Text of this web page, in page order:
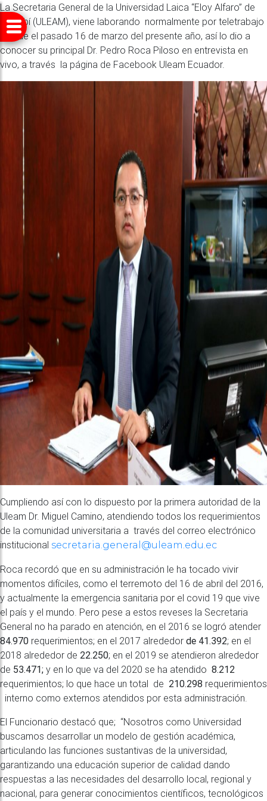
La Secretaria General de la Universidad Laica “Eloy Alfaro” de
Manabí (ULEAM), viene laborando normalmente por teletrabajo
desde el pasado 16 de marzo del presente año, así lo dio a
conocer su principal Dr. Pedro Roca Piloso en entrevista en
vivo, a través la página de Facebook Uleam Ecuador.
Cumpliendo así con lo dispuesto por la primera autoridad de la
Uleam Dr. Miguel Camino, atendiendo todos los requerimientos
de la comunidad universitaria a través del correo electrónico
institucional secretaria.general@uleam.edu.ec
Roca recordó que en su administración le ha tocado vivir
momentos difíciles, como el terremoto del 16 de abril del 2016,
y actualmente la emergencia sanitaria por el covid 19 que vive
el país y el mundo. Pero pese a estos reveses la Secretaria
General no ha parado en atención, en el 2016 se logró atender
84.970 requerimientos; en el 2017 alrededor de 41.392; en el
2018 alrededor de 22.250; en el 2019 se atendieron alrededor
de 53.471; y en lo que va del 2020 se ha atendido 8.212
requerimientos; lo que hace un total de 210.298 requerimientos
interno como externos atendidos por esta administración.
El Funcionario destacó que; “Nosotros como Universidad
buscamos desarrollar un modelo de gestión académica,
articulando las funciones sustantivas de la universidad,
garantizando una educación superior de calidad dando
respuestas a las necesidades del desarrollo local, regional y
nacional, para generar conocimientos científicos, tecnológicos